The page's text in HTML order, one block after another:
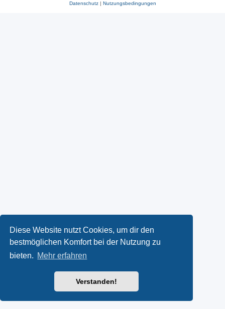
Diese Website nutzt Cookies, um dir den
bestmöglichen Komfort bei der Nutzung zu
bieten. Mehr erfahren
Verstanden!
Datenschutz| Nutzungsbedingungen